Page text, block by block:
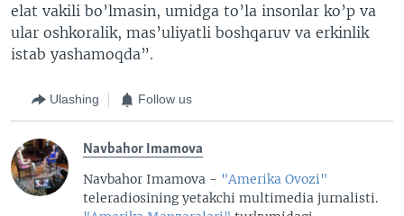
elat vakili bo’lmasin, umidga to’la insonlar ko’p va
ular oshkoralik, mas’uliyatli boshqaruv va erkinlik
istab yashamoqda”.
Ulashing Follow us
Navbahor Imamova
Navbahor Imamova - "Amerika Ovozi"
teleradiosining yetakchi multimedia jurnalisti.